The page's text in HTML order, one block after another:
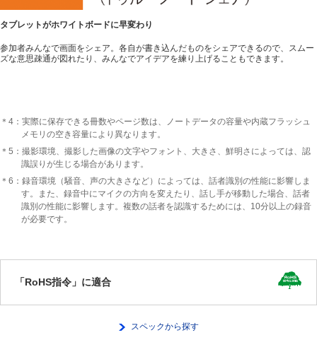
タブレットがホワイトボードに早変わり
参加者みんなで画面をシェア。各自が書き込んだものをシェアできるので、スムー
ズな意思疎通が図れたり、みんなでアイデアを練り上げることもできます。
＊4：実際に保存できる冊数やページ数は、ノートデータの容量や内蔵フラッシュ
メモリの空き容量により異なります。
＊5：撮影環境、撮影した画像の文字やフォント、大きさ、鮮明さによっては、認
識誤りが生じる場合があります。
＊6：録音環境（騒音、声の大きさなど）によっては、話者識別の性能に影響しま
す。また、録音中にマイクの方向を変えたり、話し手が移動した場合、話者
識別の性能に影響します。複数の話者を認識するためには、10分以上の録音
が必要です。
「RoHS指令」に適合
スペックから探す